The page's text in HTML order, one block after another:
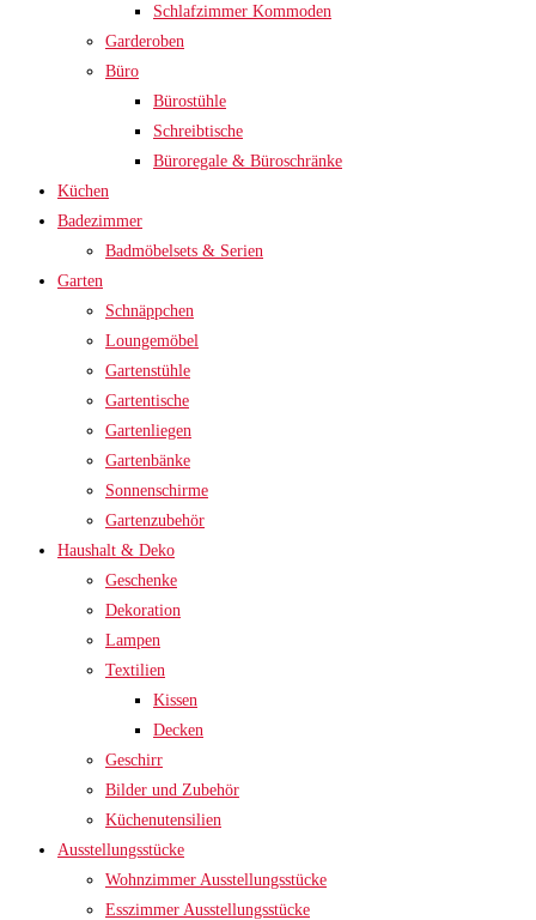
Schlafzimmer Kommoden
Garderoben
Büro
Bürostühle
Schreibtische
Büroregale & Büroschränke
Küchen
Badezimmer
Badmöbelsets & Serien
Garten
Schnäppchen
Loungemöbel
Gartenstühle
Gartentische
Gartenliegen
Gartenbänke
Sonnenschirme
Gartenzubehör
Haushalt & Deko
Geschenke
Dekoration
Lampen
Textilien
Kissen
Decken
Geschirr
Bilder und Zubehör
Küchenutensilien
Ausstellungsstücke
Wohnzimmer Ausstellungsstücke
Esszimmer Ausstellungsstücke